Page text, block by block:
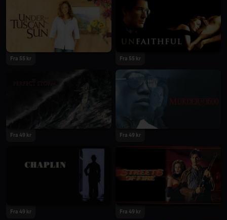
Fra 55 kr Fra 55 kr
Fra 49 kr Fra 49 kr
Fra 49 kr Fra 49 kr